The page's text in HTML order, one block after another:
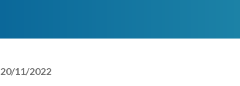
20/11/2022